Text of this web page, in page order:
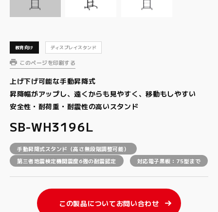
教育向け ディスプレイスタンド
このページを印刷する
上げ下げ可能な手動昇降式
昇降幅がアップし、遠くからも見やすく、移動もしやすい
安全性・耐荷重・耐震性の高いスタンド
SB-WH3196L
手動昇降式スタンド（高さ無段階調整可能）
第三者地震検定機関震度6強の耐震認定
対応電子黒板：75型まで
この製品についてお問い合わせ